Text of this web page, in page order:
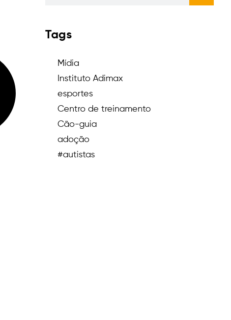
Tags
Mídia
Instituto Adimax
esportes
Centro de treinamento
Cão-guia
adoção
#autistas